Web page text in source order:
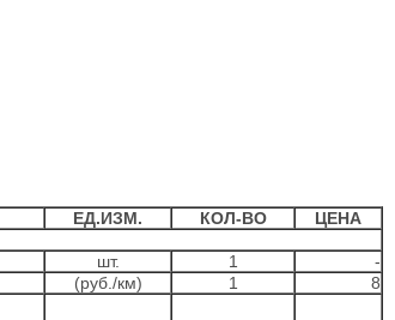
ЕД.ИЗМ. КОЛ-ВО
ЦЕНА
шт. 1
-
(руб./км) 1 8